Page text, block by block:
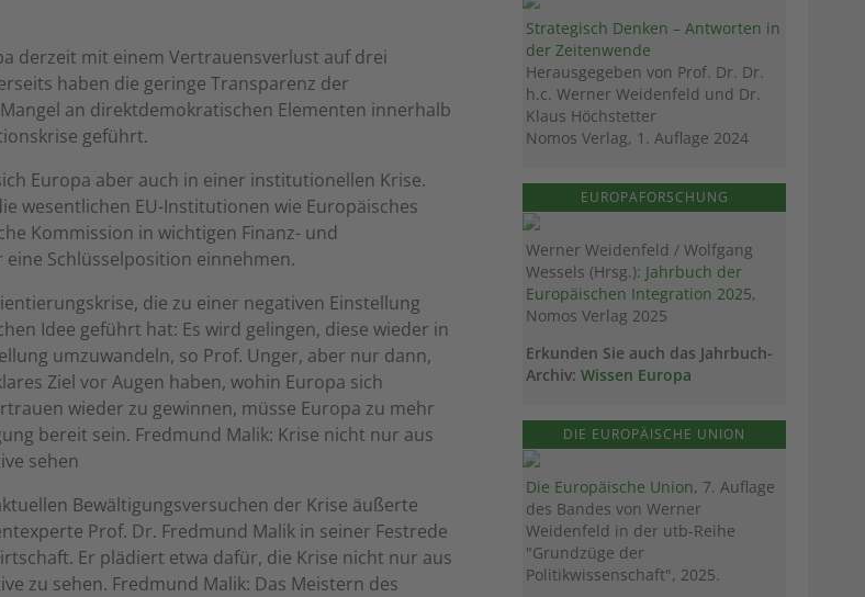
derzeit mit einem Vertrauensverlust auf drei
haben die geringe Transparenz der
an direktdemokratischen Elementen innerhalb
geführt.
Europa aber auch in einer institutionellen Krise.
wesentlichen EU-Institutionen wie Europäisches
Kommission in wichtigen Finanz- und
Schlüsselposition einnehmen.
die zu einer negativen Einstellung
Idee geführt hat: Es wird gelingen, diese wieder in
umzuwandeln, so Prof. Unger, aber nur dann,
Ziel vor Augen haben, wohin Europa sich
wieder zu gewinnen, müsse Europa zu mehr
bereit sein. Fredmund Malik: Krise nicht nur aus
sehen
Bewältigungsversuchen der Krise äußerte
Prof. Dr. Fredmund Malik in seiner Festrede
Er plädiert etwa dafür, die Krise nicht nur aus
zu sehen. Fredmund Malik: Das Meistern des
Strategisch Denken – Antworten in
der Zeitenwende
Herausgegeben von Prof. Dr. Dr.
h.c. Werner Weidenfeld und Dr.
Klaus Höchstetter
Nomos Verlag, 1. Auflage 2024
EUROPAFORSCHUNG
Werner Weidenfeld / Wolfgang
Wessels (Hrsg.): Jahrbuch der
Europäischen Integration 2025,
Nomos Verlag 2025
Erkunden Sie auch das Jahrbuch-
Archiv: Wissen Europa
DIE EUROPÄISCHE UNION
Die Europäische Union, 7. Auflage
des Bandes von Werner
Weidenfeld in der utb-Reihe
"Grundzüge der
Politikwissenschaft", 2025.